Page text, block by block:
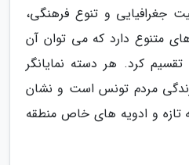
جغرافیایی و تنوع فرهنگی،
متنوع دارد که می توان آن
کرد. هر دسته نمایانگر
مردم تونس است و نشان
تازه و ادویه های خاص منطقه